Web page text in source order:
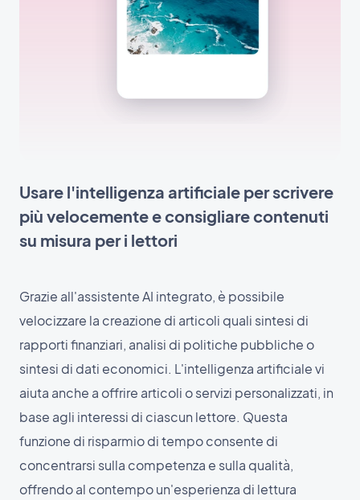
Usare l'intelligenza artificiale per scrivere
più velocemente e consigliare contenuti
su misura per i lettori
Grazie all'assistente AI integrato, è possibile
velocizzare la creazione di articoli quali sintesi di
rapporti finanziari, analisi di politiche pubbliche o
sintesi di dati economici. L'intelligenza artificiale vi
aiuta anche a offrire articoli o servizi personalizzati, in
base agli interessi di ciascun lettore. Questa
funzione di risparmio di tempo consente di
concentrarsi sulla competenza e sulla qualità,
offrendo al contempo un'esperienza di lettura